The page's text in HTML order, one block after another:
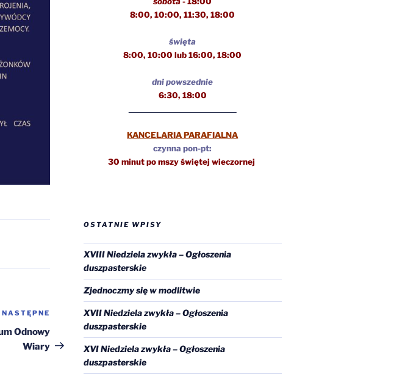
Następny
wpis
NASTĘPNE
Odnowy
Wiary
8:00, 10:00, 11:30,18:00
święta
8:00, 10:00 lub 16:00, 18:00
dni powszednie
6:30, 18:00
KANCELARIA PARAFIALNA
czynna pon-pt:
30 minut po mszy świętej wieczornej
OSTATNIE WPISY
XVIII Niedziela zwykła – Ogłoszenia
duszpasterskie
Zjednoczmy się w modlitwie
XVII Niedziela zwykła – Ogłoszenia
duszpasterskie
XVI Niedziela zwykła – Ogłoszenia
duszpasterskie